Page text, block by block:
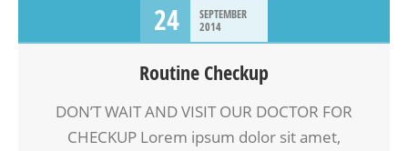
24
SEPTEMBER
2014
Routine Checkup
DON’T WAIT AND VISIT OUR DOCTOR FOR
CHECKUP Lorem ipsum dolor sit amet,